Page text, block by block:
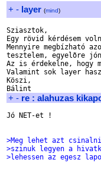
+ - layer (mind)
Sziasztok,
Egy rövid kérdésem
Mennyire megbízható
tesztelem, egyelõre
Az is érdekelne, hogy
Valamint sok layer
Köszi,
+ - re : alahuzas
Jó NET-et !
>Meg lehet azt
>szinuk legyen a
>lehessen az egesz